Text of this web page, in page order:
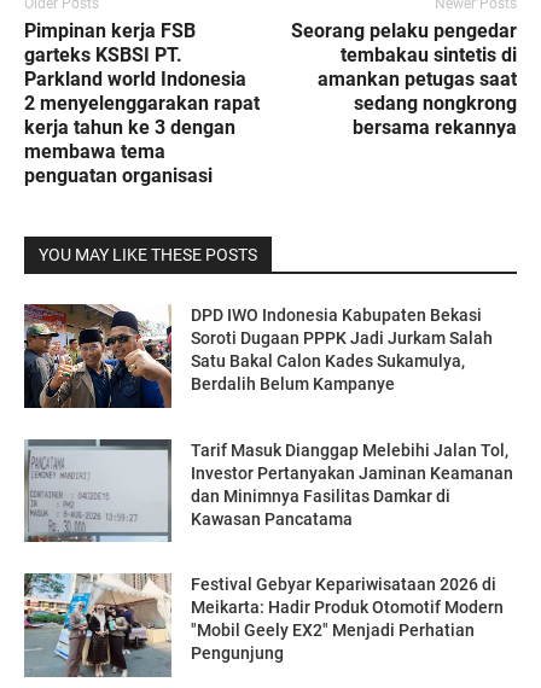
Older Posts
Pimpinan kerja FSB
garteks KSBSI PT.
Parkland world Indonesia
2 menyelenggarakan rapat
kerja tahun ke 3 dengan
membawa tema
penguatan organisasi
Newer Posts
Seorang pelaku pengedar
tembakau sintetis di
amankan petugas saat
sedang nongkrong
bersama rekannya
YOU MAY LIKE THESE POSTS
DPD IWO Indonesia Kabupaten Bekasi
Soroti Dugaan PPPK Jadi Jurkam Salah
Satu Bakal Calon Kades Sukamulya,
Berdalih Belum Kampanye
Tarif Masuk Dianggap Melebihi Jalan Tol,
Investor Pertanyakan Jaminan Keamanan
dan Minimnya Fasilitas Damkar di
Kawasan Pancatama
Festival Gebyar Kepariwisataan 2026 di
Meikarta: Hadir Produk Otomotif Modern
"Mobil Geely EX2" Menjadi Perhatian
Pengunjung